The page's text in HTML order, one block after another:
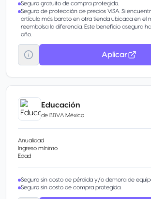
Seguro gratuito de compra protegida.
Seguro de protección de precios VISA. Si
artículo más barato en otra tienda ubicada en el
reembolsa la diferencia. Este beneficio asegura
año.
Aplicar
Educación
de BBVA México
Anualidad
Ingreso mínimo
Edad
Seguro sin costo de pérdida y/o demora de
Seguro sin costo de compra protegida.